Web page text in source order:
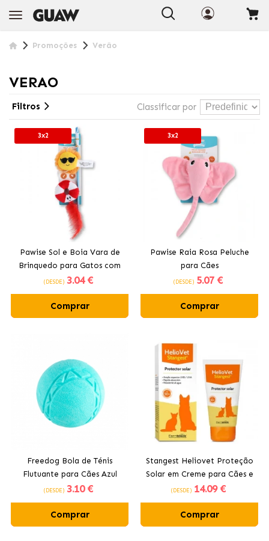
Promoções Verão
VERAO
Classificar por
Filtros
3x2
Pawise Sol e Boia Vara de
Brinquedo para Gatos com
Catnip
(DESDE) 3.04 €
Comprar
3x2
Pawise Raia Rosa Peluche
para Cães
(DESDE) 5.07 €
Comprar
Freedog Bola de Ténis
Flutuante para Cães Azul
(DESDE) 3.10 €
Comprar
Stangest Heliovet Proteção
Solar em Creme para Cães e
Gatos FPS 50+
(DESDE) 14.09 €
Comprar